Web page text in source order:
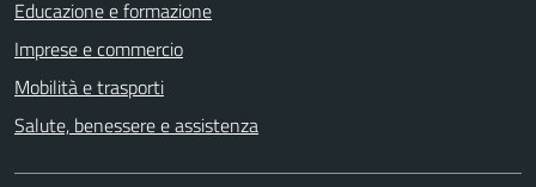
Educazione e formazione
Imprese e commercio
Mobilità e trasporti
Salute, benessere e assistenza